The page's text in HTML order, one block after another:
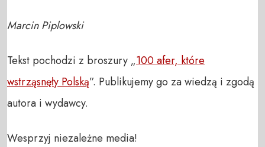
Marcin Piplowski
Tekst pochodzi z broszury „100 afer, które
wstrząsnęły Polską”. Publikujemy go za wiedzą i zgodą
autora i wydawcy.
Wesprzyj niezależne media!